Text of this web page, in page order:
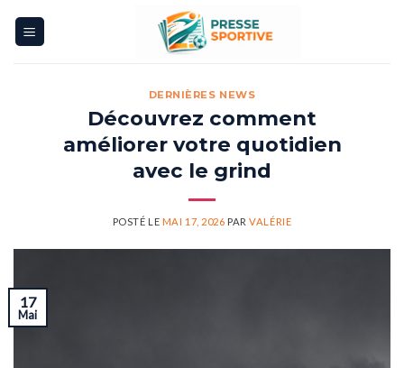
DERNIÈRES NEWS
Découvrez comment
améliorer votre quotidien
avec le grind
POSTÉ LE MAI 17, 2026 PARVALÉRIE
17
Mai